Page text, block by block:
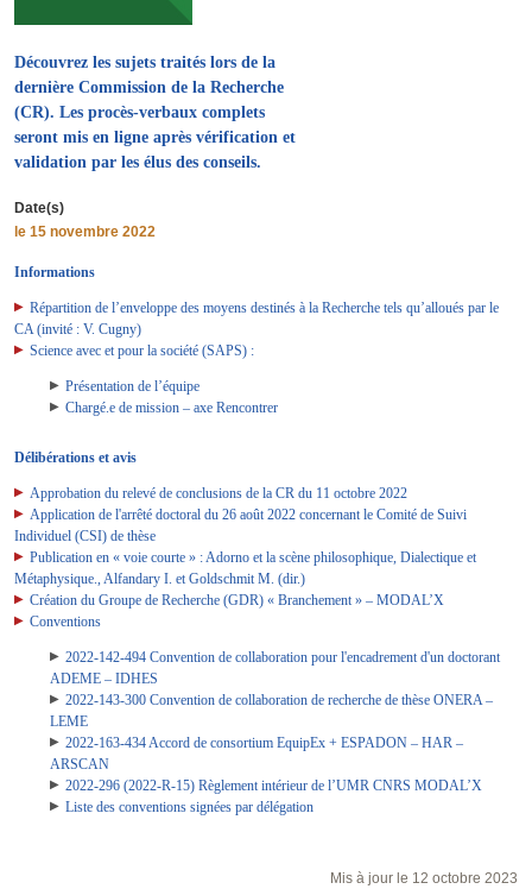
Découvrez les sujets traités lors de la
dernière Commission de la Recherche
(CR). Les procès-verbaux complets
seront mis en ligne après vérification et
validation par les élus des conseils.
Date(s)
le 15 novembre 2022
Informations
Répartition de l’enveloppe des moyens destinés à la Recherche tels qu’alloués par le
CA (invité : V. Cugny)
Science avec et pour la société (SAPS) :
​​​​​Présentation de l’équipe
Chargé.e de mission – axe Rencontrer
Délibérations et avis
Approbation du relevé de conclusions de la CR du 11 octobre 2022
Application de l'arrêté doctoral du 26 août 2022 concernant le Comité de Suivi
Individuel (CSI) de thèse
Publication en « voie courte » : Adorno et la scène philosophique, Dialectique et
Métaphysique., Alfandary I. et Goldschmit M. (dir.)
Création du Groupe de Recherche (GDR) « Branchement » – MODAL’X
Conventions
2022-142-494 Convention de collaboration pour l'encadrement d'un doctorant
ADEME – IDHES
2022-143-300 Convention de collaboration de recherche de thèse ONERA –
LEME
2022-163-434 Accord de consortium EquipEx + ESPADON – HAR –
ARSCAN
2022-296 (2022-R-15) Règlement intérieur de l’UMR CNRS MODAL’X
Liste des conventions signées par délégation
Mis à jour le 12 octobre 2023